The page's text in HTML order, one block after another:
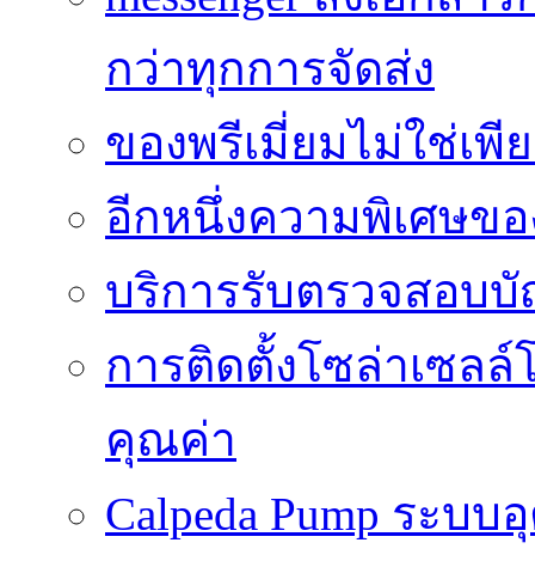
กว่าทุกการจัดส่ง
ของพรีเมี่ยมไม่ใช่เพี
อีกหนึ่งความพิเศษข
บริการรับตรวจสอบ
การติดตั้งโซล่าเซลล์
คุณค่า
Calpeda Pump ระบ